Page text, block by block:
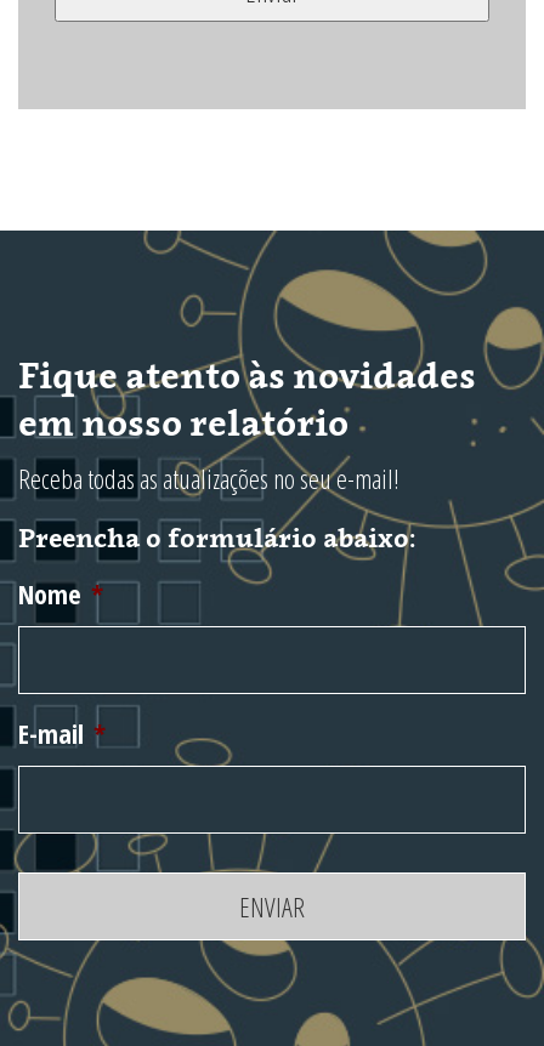
Fique atento às novidades
em nosso relatório
Receba todas as atualizações no seu e-mail!
Preencha o formulário abaixo:
Nome *
E-mail *